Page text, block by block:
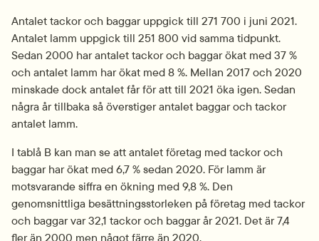
Antalet tackor och baggar uppgick till 271 700 i juni 2021.
Antalet lamm uppgick till 251 800 vid samma tidpunkt.
Sedan 2000 har antalet tackor och baggar ökat med 37 %
och antalet lamm har ökat med 8 %. Mellan 2017 och 2020
minskade dock antalet får för att till 2021 öka igen. Sedan
några år tillbaka så överstiger antalet baggar och tackor
antalet lamm.
I tablå B kan man se att antalet företag med tackor och
baggar har ökat med 6,7 % sedan 2020. För lamm är
motsvarande siffra en ökning med 9,8 %. Den
genomsnittliga besättningsstorleken på företag med tackor
och baggar var 32,1 tackor och baggar år 2021. Det är 7,4
fler än 2000 men något färre än 2020.